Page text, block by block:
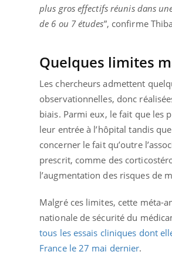
plus gros effectifs réunis dans
de 6 ou 7 études”, confirme
Quelques limites
Les chercheurs admettent
observationnelles, donc
biais. Parmi eux, le fait que les
leur entrée à l’hôpital tandis
concerner le fait qu’outre
prescrit, comme des
l’augmentation des risques de
Malgré ces limites, cette méta-
nationale de sécurité du
tous les essais cliniques dont
France le 27 mai dernier.
Eczéma Chronique des Mains : se
préparer pour l’été !
L'été arrive… et avec lui, un tout nouveau
rythme de vie ! Vacances, plage, piscine,
soleil, activités en plein air… Nos mains